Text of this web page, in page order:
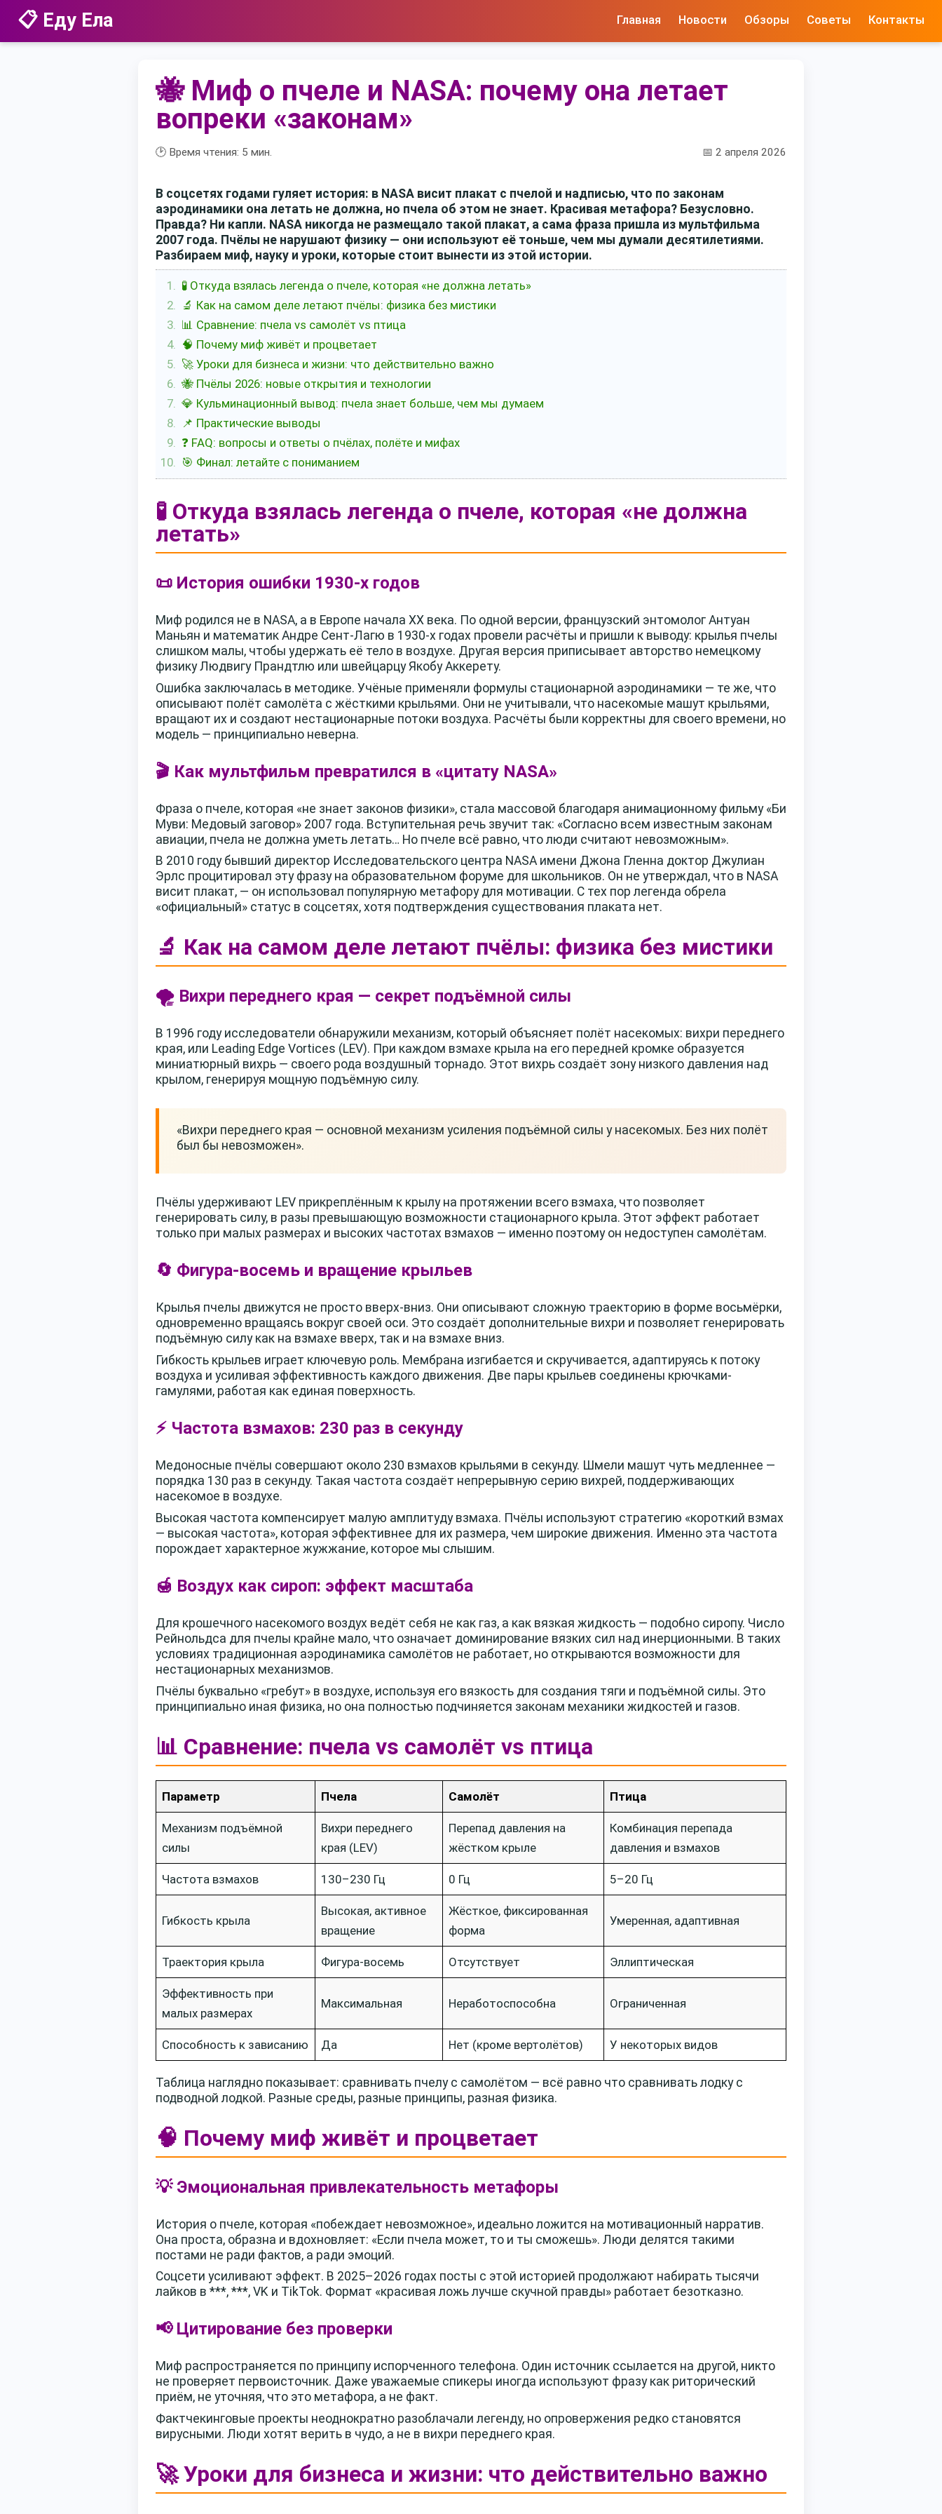
📋 Еду Ела Главная Новости Обзоры Советы Контакты
🐝 Миф о пчеле и NASA: почему она летает
вопреки «законам»
🕑 Время чтения: 5 мин. 📅 2 апреля 2026
В соцсетях годами гуляет история: в NASA висит плакат с пчелой и надписью, что по законам
аэродинамики она летать не должна, но пчела об этом не знает. Красивая метафора? Безусловно.
Правда? Ни капли. NASA никогда не размещало такой плакат, а сама фраза пришла из мультфильма
2007 года. Пчёлы не нарушают физику — они используют её тоньше, чем мы думали десятилетиями.
Разбираем миф, науку и уроки, которые стоит вынести из этой истории.
🧪 Откуда взялась легенда о пчеле, которая «не должна летать»
🔬 Как на самом деле летают пчёлы: физика без мистики
📊 Сравнение: пчела vs самолёт vs птица
🧠 Почему миф живёт и процветает
🚀 Уроки для бизнеса и жизни: что действительно важно
🐝 Пчёлы 2026: новые открытия и технологии
💎 Кульминационный вывод: пчела знает больше, чем мы думаем
📌 Практические выводы
❓ FAQ: вопросы и ответы о пчёлах, полёте и мифах
🎯 Финал: летайте с пониманием
🧪 Откуда взялась легенда о пчеле, которая «не должна
летать»
📜 История ошибки 1930-х годов
Миф родился не в NASA, а в Европе начала XX века. По одной версии, французский энтомолог Антуан
Маньян и математик Андре Сент-Лагю в 1930-х годах провели расчёты и пришли к выводу: крылья пчелы
слишком малы, чтобы удержать её тело в воздухе. Другая версия приписывает авторство немецкому
физику Людвигу Прандтлю или швейцарцу Якобу Аккерету.
Ошибка заключалась в методике. Учёные применяли формулы стационарной аэродинамики — те же, что
описывают полёт самолёта с жёсткими крыльями. Они не учитывали, что насекомые машут крыльями,
вращают их и создают нестационарные потоки воздуха. Расчёты были корректны для своего времени, но
модель — принципиально неверна.
🎬 Как мультфильм превратился в «цитату NASA»
Фраза о пчеле, которая «не знает законов физики», стала массовой благодаря анимационному фильму «Би
Муви: Медовый заговор» 2007 года. Вступительная речь звучит так: «Согласно всем известным законам
авиации, пчела не должна уметь летать… Но пчеле всё равно, что люди считают невозможным».
В 2010 году бывший директор Исследовательского центра NASA имени Джона Гленна доктор Джулиан
Эрлс процитировал эту фразу на образовательном форуме для школьников. Он не утверждал, что в NASA
висит плакат, — он использовал популярную метафору для мотивации. С тех пор легенда обрела
«официальный» статус в соцсетях, хотя подтверждения существования плаката нет.
🔬 Как на самом деле летают пчёлы: физика без мистики
🌪️ Вихри переднего края — секрет подъёмной силы
В 1996 году исследователи обнаружили механизм, который объясняет полёт насекомых: вихри переднего
края, или Leading Edge Vortices (LEV). При каждом взмахе крыла на его передней кромке образуется
миниатюрный вихрь — своего рода воздушный торнадо. Этот вихрь создаёт зону низкого давления над
крылом, генерируя мощную подъёмную силу.
«Вихри переднего края — основной механизм усиления подъёмной силы у насекомых. Без них полёт
был бы невозможен».
Пчёлы удерживают LEV прикреплённым к крылу на протяжении всего взмаха, что позволяет
генерировать силу, в разы превышающую возможности стационарного крыла. Этот эффект работает
только при малых размерах и высоких частотах взмахов — именно поэтому он недоступен самолётам.
🔄 Фигура-восемь и вращение крыльев
Крылья пчелы движутся не просто вверх-вниз. Они описывают сложную траекторию в форме восьмёрки,
одновременно вращаясь вокруг своей оси. Это создаёт дополнительные вихри и позволяет генерировать
подъёмную силу как на взмахе вверх, так и на взмахе вниз.
Гибкость крыльев играет ключевую роль. Мембрана изгибается и скручивается, адаптируясь к потоку
воздуха и усиливая эффективность каждого движения. Две пары крыльев соединены крючками-
гамулями, работая как единая поверхность.
⚡ Частота взмахов: 230 раз в секунду
Медоносные пчёлы совершают около 230 взмахов крыльями в секунду. Шмели машут чуть медленнее —
порядка 130 раз в секунду. Такая частота создаёт непрерывную серию вихрей, поддерживающих
насекомое в воздухе.
Высокая частота компенсирует малую амплитуду взмаха. Пчёлы используют стратегию «короткий взмах
— высокая частота», которая эффективнее для их размера, чем широкие движения. Именно эта частота
порождает характерное жужжание, которое мы слышим.
🍯 Воздух как сироп: эффект масштаба
Для крошечного насекомого воздух ведёт себя не как газ, а как вязкая жидкость — подобно сиропу. Число
Рейнольдса для пчелы крайне мало, что означает доминирование вязких сил над инерционными. В таких
условиях традиционная аэродинамика самолётов не работает, но открываются возможности для
нестационарных механизмов.
Пчёлы буквально «гребут» в воздухе, используя его вязкость для создания тяги и подъёмной силы. Это
принципиально иная физика, но она полностью подчиняется законам механики жидкостей и газов.
📊 Сравнение: пчела vs самолёт vs птица
Параметр Пчела Самолёт Птица
Механизм подъёмной
силы
Вихри переднего
края (LEV)
Перепад давления на
жёстком крыле
Комбинация перепада
давления и взмахов
Частота взмахов 130–230 Гц 0 Гц 5–20 Гц
Гибкость крыла
Высокая, активное
вращение
Жёсткое, фиксированная
форма
Умеренная, адаптивная
Траектория крыла Фигура-восемь Отсутствует Эллиптическая
Эффективность при
малых размерах
Максимальная Неработоспособна Ограниченная
Способность к зависанию Да Нет (кроме вертолётов) У некоторых видов
Таблица наглядно показывает: сравнивать пчелу с самолётом — всё равно что сравнивать лодку с
подводной лодкой. Разные среды, разные принципы, разная физика.
🧠 Почему миф живёт и процветает
💡 Эмоциональная привлекательность метафоры
История о пчеле, которая «побеждает невозможное», идеально ложится на мотивационный нарратив.
Она проста, образна и вдохновляет: «Если пчела может, то и ты сможешь». Люди делятся такими
постами не ради фактов, а ради эмоций.
Соцсети усиливают эффект. В 2025–2026 годах посты с этой историей продолжают набирать тысячи
лайков в ***, ***, VK и TikTok. Формат «красивая ложь лучше скучной правды» работает безотказно.
📢 Цитирование без проверки
Миф распространяется по принципу испорченного телефона. Один источник ссылается на другой, никто
не проверяет первоисточник. Даже уважаемые спикеры иногда используют фразу как риторический
приём, не уточняя, что это метафора, а не факт.
Фактчекинговые проекты неоднократно разоблачали легенду, но опровержения редко становятся
вирусными. Люди хотят верить в чудо, а не в вихри переднего края.
🚀 Уроки для бизнеса и жизни: что действительно важно